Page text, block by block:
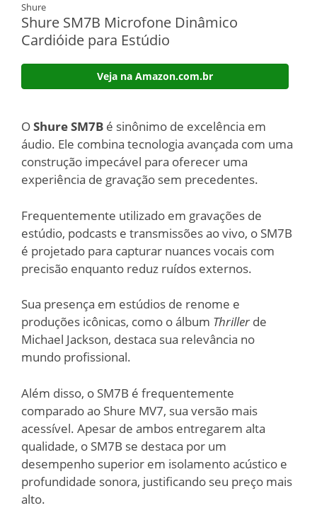
Shure
Shure SM7B Microfone Dinâmico
Cardióide para Estúdio
Veja na Amazon.com.br
OShure SM7B é sinônimo de excelência em
áudio. Ele combina tecnologia avançada com uma
construção impecável para oferecer uma
experiência de gravação sem precedentes.
Frequentemente utilizado em gravações de
estúdio, podcasts e transmissões ao vivo, o SM7B
é projetado para capturar nuances vocais com
precisão enquanto reduz ruídos externos.
Sua presença em estúdios de renome e
produções icônicas, como o álbum Thriller de
Michael Jackson, destaca sua relevância no
mundo profissional.
Além disso, o SM7B é frequentemente
comparado ao Shure MV7, sua versão mais
acessível. Apesar de ambos entregarem alta
qualidade, o SM7B se destaca por um
desempenho superior em isolamento acústico e
profundidade sonora, justificando seu preço mais
alto.